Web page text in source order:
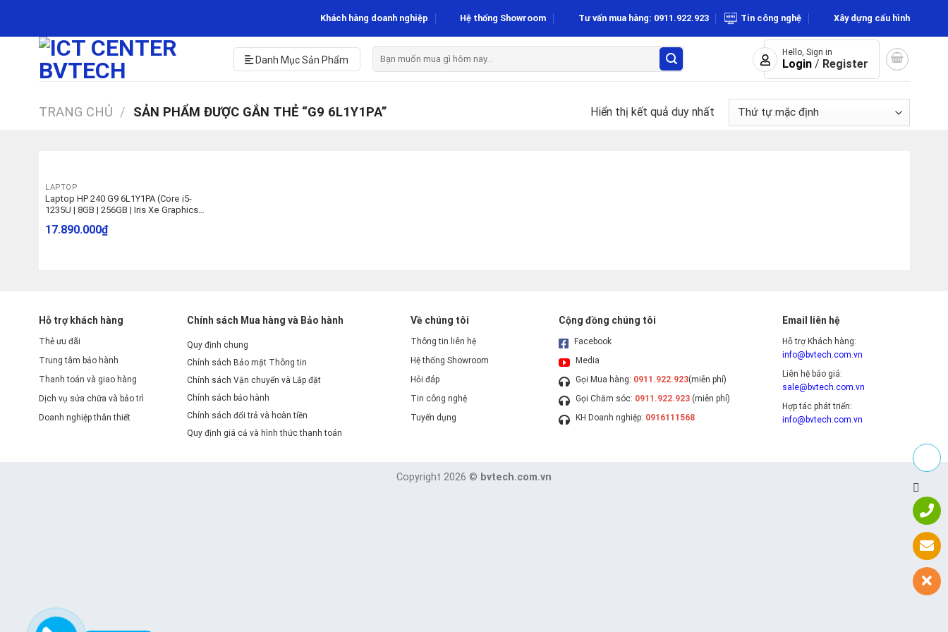
Khách hàng doanh nghiệp Hệ thống Showroom Tư vấn mua hàng: 0911.922.923 Tin công nghệ Xây dựng cấu hình
Danh Mục Sản Phẩm
kiếm:
Hello, Sign in
Login / Register
TRANG CHỦ / SẢN PHẨM ĐƯỢC GẮN THẺ “G9 6L1Y1PA” Hiển thị kết quả duy nhất
LAPTOP
Laptop HP 240 G9 6L1Y1PA (Core i5-
1235U | 8GB | 256GB | Iris Xe Graphics |
Bạc)
17.890.000₫
Hỗ trợ khách hàng
Thẻ ưu đãi
Trung tâm bảo hành
Thanh toán và giao hàng
Dịch vụ sửa chữa và bảo trì
Doanh nghiệp thân thiết
Chính sách Mua hàng và Bảo hành
Quy định chung
Chính sách Bảo mật Thông tin
Chính sách Vận chuyển và Lắp đặt
Chính sách bảo hành
Chính sách đổi trả và hoàn tiền
Quy định giá cả và hình thức thanh toán
Về chúng tôi
Thông tin liên hệ
Hệ thống Showroom
Hỏi đáp
Tin công nghệ
Tuyển dụng
Cộng đồng chúng tôi
Facebook
Media
Gọi Mua hàng: 0911.922.923(miễn phí)
Gọi Chăm sóc: 0911.922.923 (miễn phí)
KH Doanh nghiệp: 0916111568
Email liên hệ
Hỗ trợ Khách hàng:
info@bvtech.com.vn
Liên hệ báo giá:
sale@bvtech.com.vn
Hợp tác phát triển:
info@bvtech.com.vn
Copyright 2026 © bvtech.com.vn